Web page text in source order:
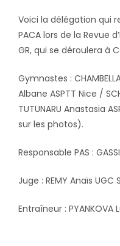
Voici la délégation qui
PACA lors de la Revue
GR, qui se déroulera à
Gymnastes :
Albane ASPTT Nice /
TUTUNARU Anastasia
sur les photos).
Responsable PAS :
Juge : REMY Anaïs UGC
Entraîneur : PYANKOVA